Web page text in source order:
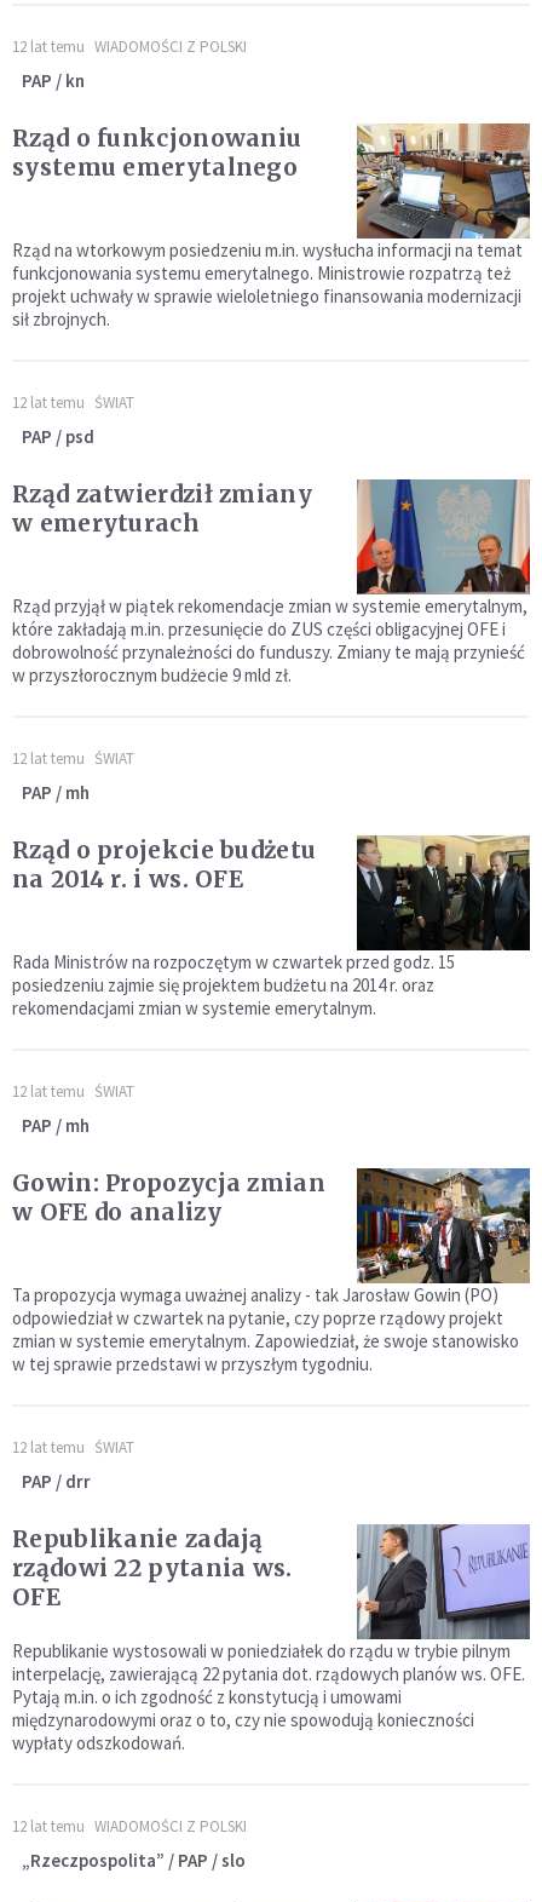
12 lat temu WIADOMOŚCI Z POLSKI
PAP / kn
Rząd o funkcjonowaniu
systemu emerytalnego
Rząd na wtorkowym posiedzeniu m.in. wysłucha informacji na temat
funkcjonowania systemu emerytalnego. Ministrowie rozpatrzą też
projekt uchwały w sprawie wieloletniego finansowania modernizacji
sił zbrojnych.
12 lat temu ŚWIAT
PAP / psd
Rząd zatwierdził zmiany
w emeryturach
Rząd przyjął w piątek rekomendacje zmian w systemie emerytalnym,
które zakładają m.in. przesunięcie do ZUS części obligacyjnej OFE i
dobrowolność przynależności do funduszy. Zmiany te mają przynieść
w przyszłorocznym budżecie 9 mld zł.
12 lat temu ŚWIAT
PAP / mh
Rząd o projekcie budżetu
na 2014 r. i ws. OFE
Rada Ministrów na rozpoczętym w czwartek przed godz. 15
posiedzeniu zajmie się projektem budżetu na 2014 r. oraz
rekomendacjami zmian w systemie emerytalnym.
12 lat temu ŚWIAT
PAP / mh
Gowin: Propozycja zmian
w OFE do analizy
Ta propozycja wymaga uważnej analizy - tak Jarosław Gowin (PO)
odpowiedział w czwartek na pytanie, czy poprze rządowy projekt
zmian w systemie emerytalnym. Zapowiedział, że swoje stanowisko
w tej sprawie przedstawi w przyszłym tygodniu.
12 lat temu ŚWIAT
PAP / drr
Republikanie zadają
rządowi 22 pytania ws.
OFE
Republikanie wystosowali w poniedziałek do rządu w trybie pilnym
interpelację, zawierającą 22 pytania dot. rządowych planów ws. OFE.
Pytają m.in. o ich zgodność z konstytucją i umowami
międzynarodowymi oraz o to, czy nie spowodują konieczności
wypłaty odszkodowań.
12 lat temu WIADOMOŚCI Z POLSKI
„Rzeczpospolita” / PAP / slo